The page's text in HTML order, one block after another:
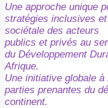
Une approche unique
stratégies inclusives et
sociétale des acteurs
publics et privés au
du Développement
Afrique.
Une initiative globale à
parties prenantes du
continent.